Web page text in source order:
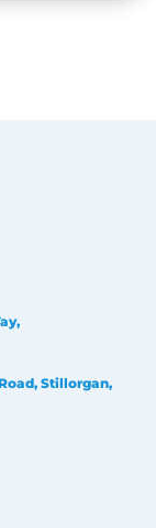
Stillorgan,